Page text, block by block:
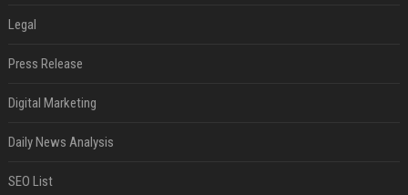
Legal
Press Release
Digital Marketing
Daily News Analysis
SEO List